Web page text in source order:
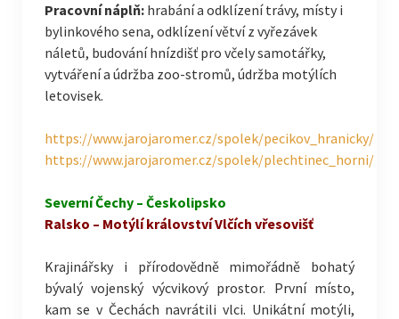
Pracovní náplň:hrabání a odklízení trávy, místy i
bylinkového sena, odklízení větví z vyřezávek
náletů, budování hnízdišť pro včely samotářky,
vytváření a údržba zoo-stromů, údržba motýlích
letovisek.
https://www.jarojaromer.cz/spolek/pecikov_hranicky/
https://www.jarojaromer.cz/spolek/plechtinec_horni/
Severní Čechy – Českolipsko
Ralsko – Motýlí království Vlčích vřesovišť
Krajinářsky i přírodovědně mimořádně bohatý
bývalý vojenský výcvikový prostor. První místo,
kam se v Čechách navrátili vlci. Unikátní motýli,